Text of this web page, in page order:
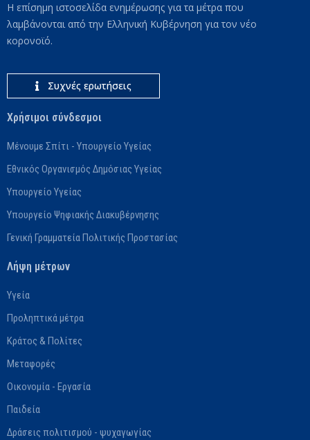
Η επίσημη ιστοσελίδα ενημέρωσης για τα μέτρα που
λαμβάνονται από την Ελληνική Κυβέρνηση για τον νέο
κορονοϊό.
Συχνές ερωτήσεις
Χρήσιμοι σύνδεσμοι
Μένουμε Σπίτι - Υπουργείο Υγείας
Εθνικός Οργανισμός Δημόσιας Υγείας
Υπουργείο Υγείας
Υπουργείο Ψηφιακής Διακυβέρνησης
Γενική Γραμματεία Πολιτικής Προστασίας
Λήψη μέτρων
Υγεία
Προληπτικά μέτρα
Κράτος & Πολίτες
Μεταφορές
Οικονομία - Εργασία
Παιδεία
Δράσεις πολιτισμού - ψυχαγωγίας